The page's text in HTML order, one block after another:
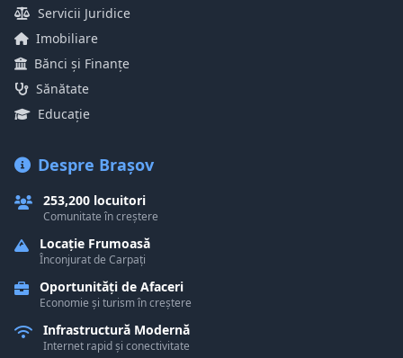
Servicii Juridice
Imobiliare
Bănci și Finanțe
Sănătate
Educație
Despre Brașov
253,200 locuitori
Comunitate în creștere
Locație Frumoasă
Înconjurat de Carpați
Oportunități de Afaceri
Economie și turism în creștere
Infrastructură Modernă
Internet rapid și conectivitate